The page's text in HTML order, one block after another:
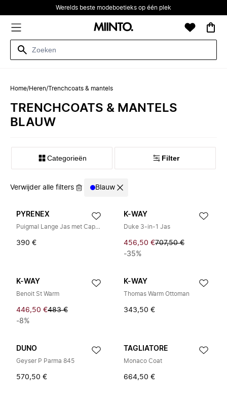
Werelds beste modeboetieks op één plek
Home/Heren/Trenchcoats & mantels
TRENCHCOATS & MANTELS
BLAUW
Categorieën Filter
Verwijder alle filters Blauw
PYRENEX
Puigmal Lange Jas met Capuchon
390 €
K-WAY
Duke 3-in-1 Jas
456,50 €707,50 €
-35%
K-WAY
Benoit St Warm
446,50 €483 €
-8%
K-WAY
Thomas Warm Ottoman
343,50 €
DUNO
Geyser P Parma 845
570,50 €
TAGLIATORE
Monaco Coat
664,50 €